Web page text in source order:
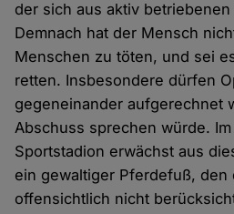
der sich aus aktiv
Demnach hat der Mensch
Menschen zu töten, und sei
retten. Insbesondere dürfen
gegeneinander aufgerechnet
Abschuss sprechen würde.
Sportstadion erwächst aus
ein gewaltiger Pferdefuß, den
offensichtlich nicht